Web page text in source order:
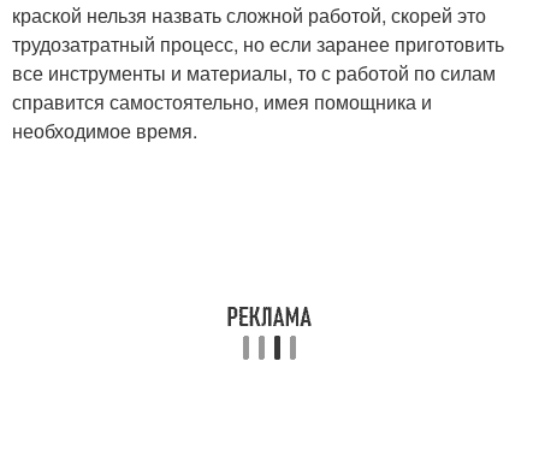
краской нельзя назвать сложной работой, скорей это
трудозатратный процесс, но если заранее приготовить
все инструменты и материалы, то с работой по силам
справится самостоятельно, имея помощника и
необходимое время.